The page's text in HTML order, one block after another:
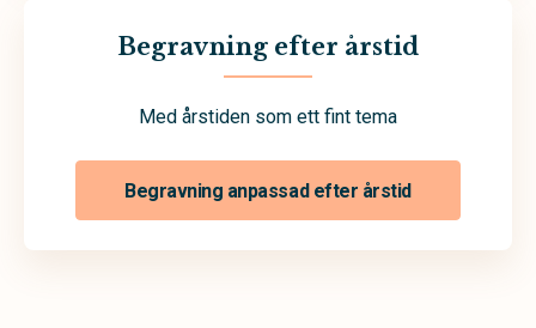
Begravning efter årstid
Med årstiden som ett fint tema
Begravning anpassad efter årstid